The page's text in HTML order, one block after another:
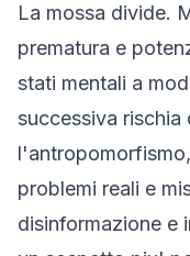
La mossa divide.
prematura e
stati mentali a
successiva rischia
problemi reali e
disinformazione e